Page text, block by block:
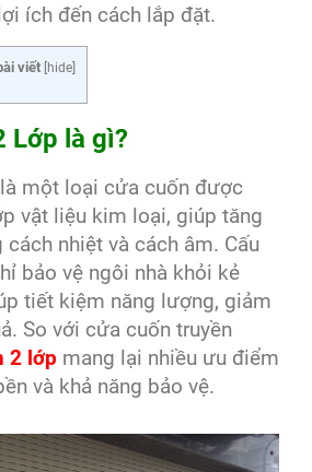
ích đến cách lắp đặt.
viết hide
Lớp là gì?
một loại cửa cuốn được
vật liệu kim loại, giúp tăng
nhiệt và cách âm. Cấu
bảo vệ ngôi nhà khỏi kẻ
tiết kiệm năng lượng, giảm
So với cửa cuốn truyền
2 lớp mang lại nhiều ưu điểm
và khả năng bảo vệ.